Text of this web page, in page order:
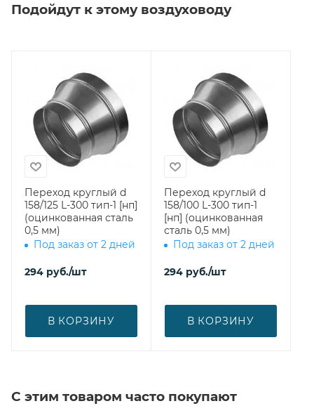
Подойдут к этому воздуховоду
Переход круглый d
158/125 L-300 тип-1 [нп]
(оцинкованная сталь
0,5 мм)
Под заказ от 2 дней
294 руб./шт
В КОРЗИНУ
Переход круглый d
158/100 L-300 тип-1
[нп] (оцинкованная
сталь 0,5 мм)
Под заказ от 2 дней
294 руб./шт
В КОРЗИНУ
С этим товаром часто покупают